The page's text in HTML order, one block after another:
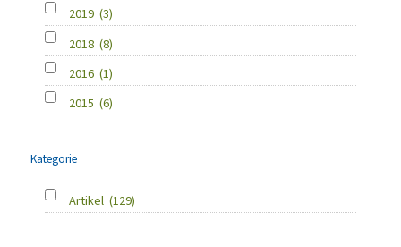
2019 (3)
2018 (8)
2016 (1)
2015 (6)
Kategorie
Artikel (129)